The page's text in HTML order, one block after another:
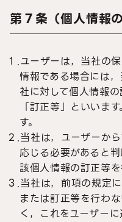
第７条（個人情報
１.ユーザーは，当社の
情報である場合には
社に対して個人情報
「訂正等」といいま
す。
２.当社は，ユーザーか
応じる必要があると
該個人情報の訂正等を
３.当社は，前項の規定
または訂正等を行わ
く，これをユーザーに